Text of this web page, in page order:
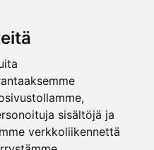
sisältöjä ja
verkkoliikennettä